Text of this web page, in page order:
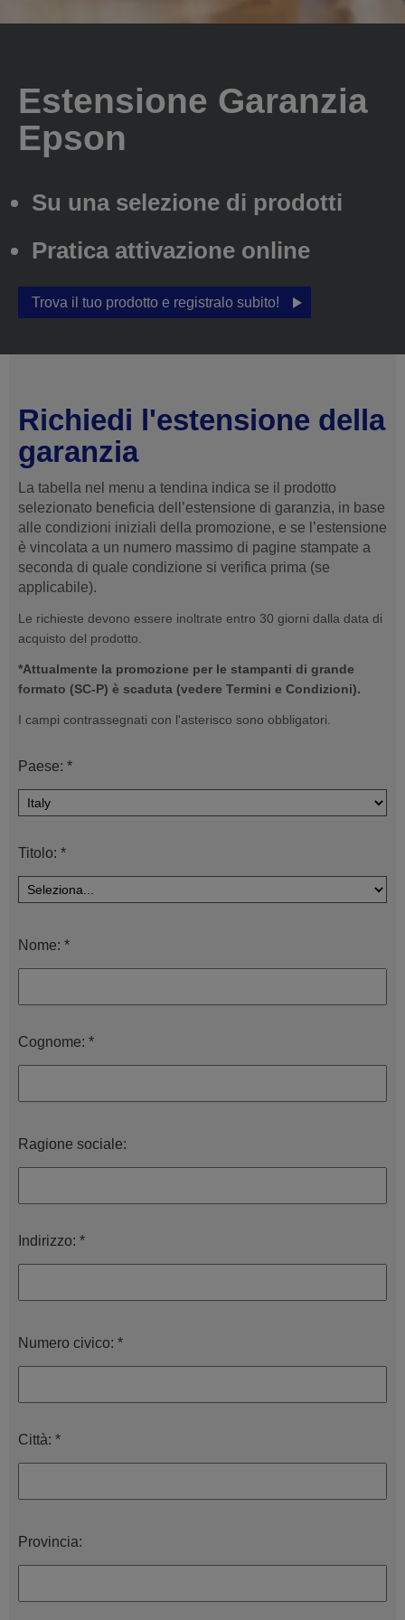
Estensione Garanzia
Epson
Su una selezione di prodotti
Pratica attivazione online
Trova il tuo prodotto e registralo subito!
Richiedi l'estensione della
garanzia
La tabella nel menu a tendina indica se il prodotto
selezionato beneficia dell’estensione di garanzia, in base
alle condizioni iniziali della promozione, e se l’estensione
è vincolata a un numero massimo di pagine stampate a
seconda di quale condizione si verifica prima (se
applicabile).
Le richieste devono essere inoltrate entro 30 giorni dalla data di
acquisto del prodotto.
*Attualmente la promozione per le stampanti di grande
formato (SC-P) è scaduta (vedere Termini e Condizioni).
I campi contrassegnati con l'asterisco sono obbligatori.
Paese: *
Titolo: *
Nome: *
Cognome: *
Ragione sociale:
Indirizzo: *
Numero civico: *
Città: *
Provincia: